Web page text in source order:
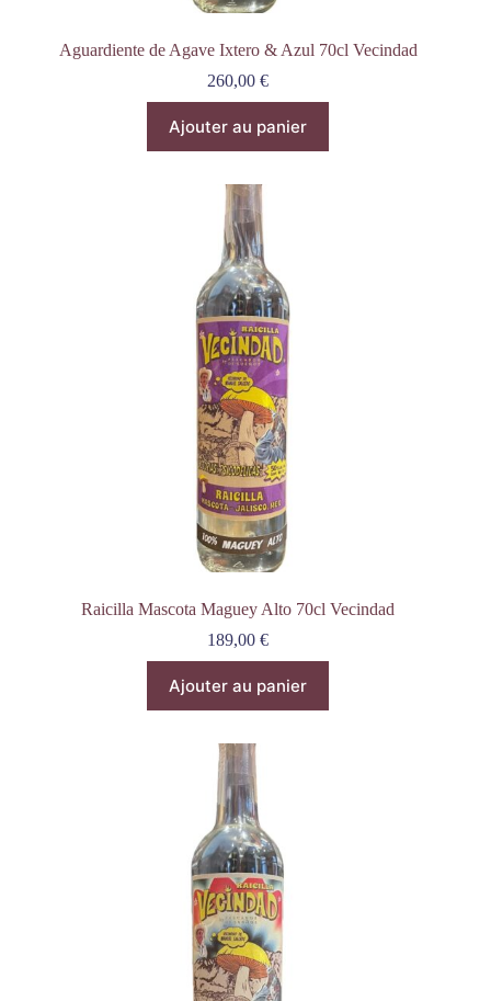
Aguardiente de Agave Ixtero & Azul 70cl Vecindad
260,00€
Ajouter au panier
Raicilla Mascota Maguey Alto 70cl Vecindad
189,00€
Ajouter au panier